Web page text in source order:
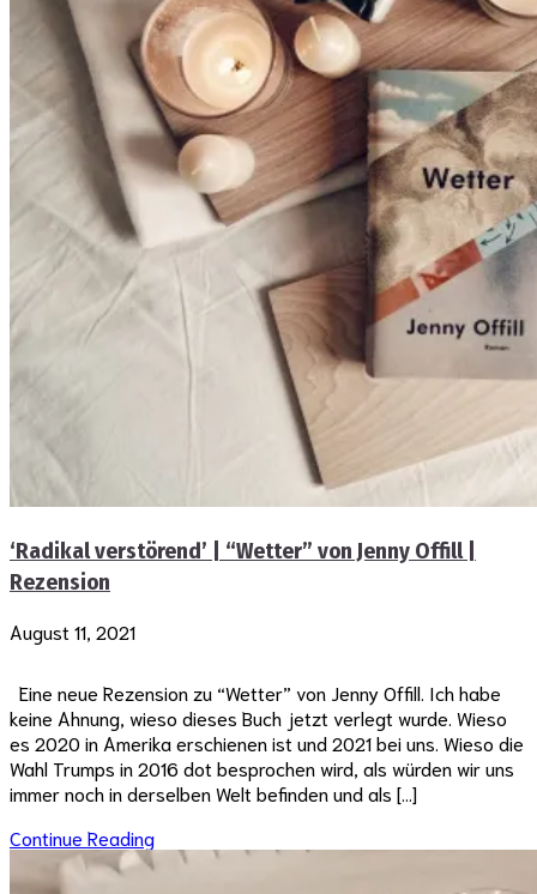
‘Radikal verstörend’ | “Wetter” von Jenny Offill |
Rezension
August 11, 2021
Eine neue Rezension zu “Wetter” von Jenny Offill. Ich habe
keine Ahnung, wieso dieses Buch jetzt verlegt wurde. Wieso
es 2020 in Amerika erschienen ist und 2021 bei uns. Wieso die
Wahl Trumps in 2016 dot besprochen wird, als würden wir uns
immer noch in derselben Welt befinden und als […]
Continue Reading